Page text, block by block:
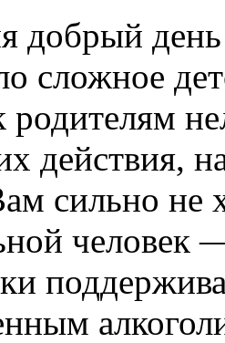
добрый
сложное
действия,
сильно не
человек